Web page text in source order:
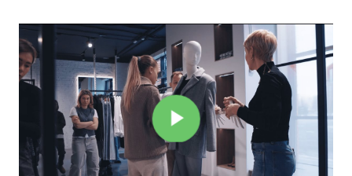
Техникум
Специалист кино- и медиапродакшена
Графический дизайнер
Цифровой маркетолог
Технолог-конструктор одежды
Коммерческий фотограф